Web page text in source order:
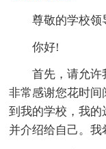
尊敬的学校领
你好!
首先，请允许
非常感谢您花时
到我的学校，我的
并介绍给自己。我